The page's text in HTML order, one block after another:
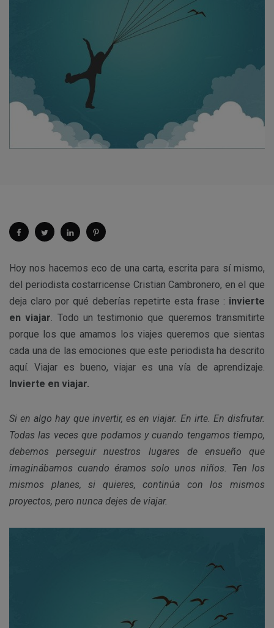
Hoy nos hacemos eco de una carta, escrita para sí mismo,
del periodista costarricense Cristian Cambronero, en el que
deja claro por qué deberías repetirte esta frase : invierte
en viajar. Todo un testimonio que queremos transmitirte
porque los que amamos los viajes queremos que sientas
cada una de las emociones que este periodista ha descrito
aquí. Viajar es bueno, viajar es una vía de aprendizaje.
Invierte en viajar.
Si en algo hay que invertir, es en viajar. En irte. En disfrutar.
Todas las veces que podamos y cuando tengamos tiempo,
debemos perseguir nuestros lugares de ensueño que
imaginábamos cuando éramos solo unos niños. Ten los
mismos planes, si quieres, continúa con los mismos
proyectos, pero nunca dejes de viajar.